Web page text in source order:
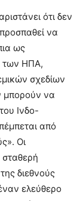
ότι δεν
να
ως
των ΗΠΑ,
σχεδίων
μπορούν να
Ινδο-
από
Οι
διεθνούς
ελεύθερο